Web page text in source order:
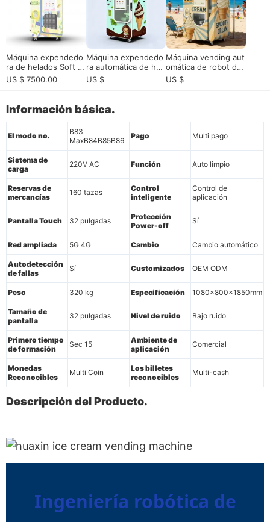
Máquina expendedo
ra de helados Soft S
erve para ubicacione
s de autoservicio co
US $ 7500.00
Máquina expendedo
ra automática de hel
ados Huaxin Premiu
m con ascensor - Sol
ficada CE / ETL
US $
Máquina vending aut
omática de robot de
yogur| Solución de p
ostres inteligentes d
US $
Información básica.
El modo no.
B83
MaxB84B85B86
Pago Multi pago
Sistema de
carga
220V AC Función Auto limpio
Reservas de
mercancías
160 tazas
Control
inteligente
Control de
aplicación
Pantalla Touch 32 pulgadas
Protección
Power-off
Sí
Red ampliada 5G 4G Cambio Cambio automático
Autodetección
de fallas
Sí Customizados OEM ODM
Peso 320 kg Especificación 1080x800x1850mm
Tamaño de
pantalla
32 pulgadas Nivel de ruido Bajo ruido
Primero tiempo
de formación
Sec 15
Ambiente de
aplicación
Comercial
Monedas
Reconocibles
Multi Coin
Los billetes
reconocibles
Multi-cash
Descripción del Producto.
Ingeniería robótica de